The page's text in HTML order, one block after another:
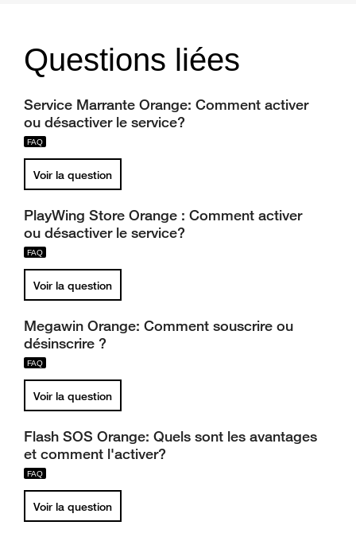
Questions liées
Service Marrante Orange: Comment activer
ou désactiver le service?
Voir la question
PlayWing Store Orange : Comment activer
ou désactiver le service?
Voir la question
Megawin Orange: Comment souscrire ou
désinscrire ?
Voir la question
Flash SOS Orange: Quels sont les avantages
et comment l'activer?
Voir la question